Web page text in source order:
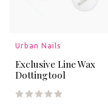
Urban Nails
Exclusive Line Wax
Dottingtool